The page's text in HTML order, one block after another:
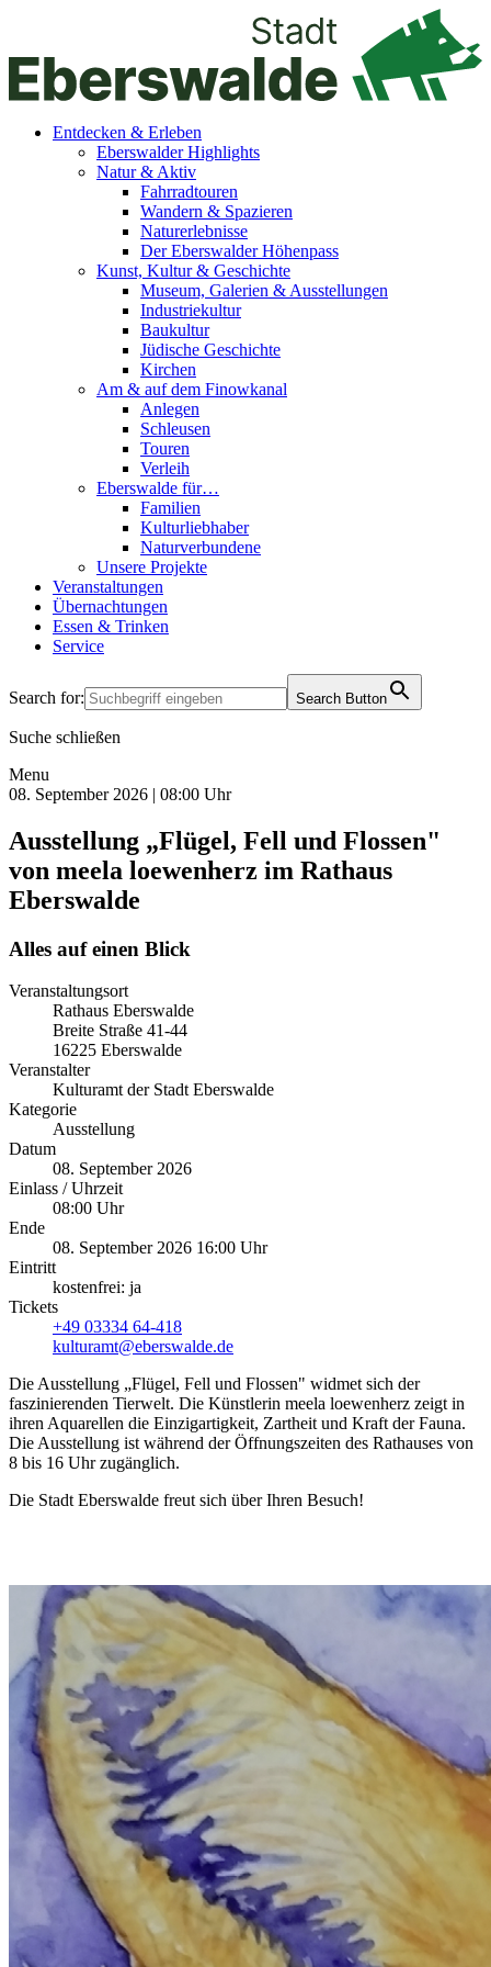
Entdecken & Erleben
Eberswalder Highlights
Natur & Aktiv
Fahrradtouren
Wandern & Spazieren
Naturerlebnisse
Der Eberswalder Höhenpass
Kunst, Kultur & Geschichte
Museum, Galerien & Ausstellungen
Industriekultur
Baukultur
Jüdische Geschichte
Kirchen
Am & auf dem Finowkanal
Anlegen
Schleusen
Touren
Verleih
Eberswalde für…
Familien
Kulturliebhaber
Naturverbundene
Unsere Projekte
Veranstaltungen
Übernachtungen
Essen & Trinken
Service
Search for: Search Button
Suche schließen
Menu
08. September 2026 | 08:00 Uhr
Ausstellung „Flügel, Fell und Flossen"
von meela loewenherz im Rathaus
Eberswalde
Alles auf einen Blick
Veranstaltungsort
Rathaus Eberswalde
Breite Straße 41-44
16225 Eberswalde
Veranstalter
Kulturamt der Stadt Eberswalde
Kategorie
Ausstellung
Datum
08. September 2026
Einlass / Uhrzeit
08:00 Uhr
Ende
08. September 2026 16:00 Uhr
Eintritt
kostenfrei: ja
Tickets
+49 03334 64-418
kulturamt@eberswalde.de
Die Ausstellung „Flügel, Fell und Flossen" widmet sich der
faszinierenden Tierwelt. Die Künstlerin meela loewenherz zeigt in
ihren Aquarellen die Einzigartigkeit, Zartheit und Kraft der Fauna.
Die Ausstellung ist während der Öffnungszeiten des Rathauses von
8 bis 16 Uhr zugänglich.
Die Stadt Eberswalde freut sich über Ihren Besuch!